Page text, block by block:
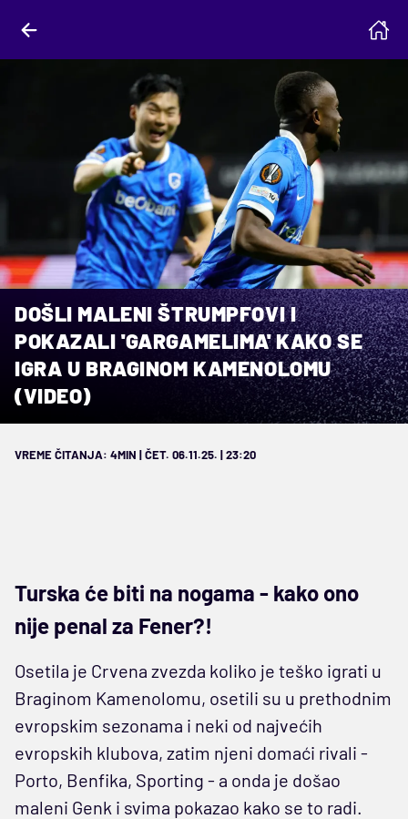
DOŠLI MALENI ŠTRUMPFOVI I
POKAZALI 'GARGAMELIMA' KAKO SE
IGRA U BRAGINOM KAMENOLOMU
(VIDEO)
VREME ČITANJA: 4MIN | ČET. 06.11.25. | 23:20
Turska će biti na nogama - kako ono
nije penal za Fener?!
Osetila je Crvena zvezda koliko je teško igrati u
Braginom Kamenolomu, osetili su u prethodnim
evropskim sezonama i neki od najvećih
evropskih klubova, zatim njeni domaći rivali -
Porto, Benfika, Sporting - a onda je došao
maleni Genk i svima pokazao kako se to radi.